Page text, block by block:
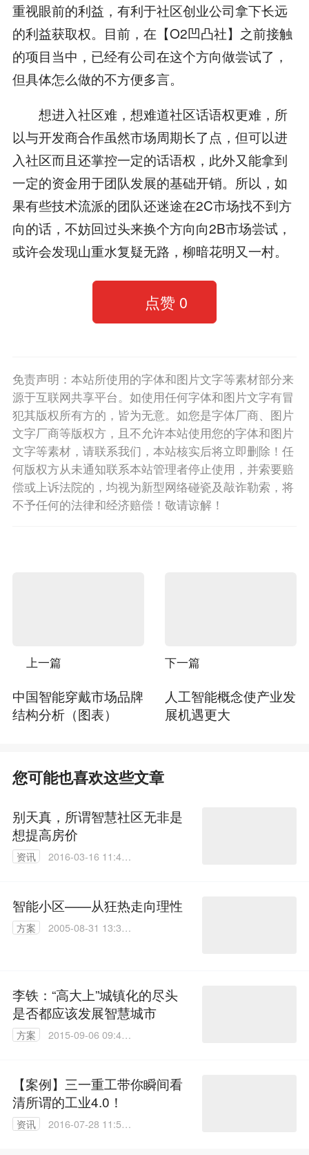
重视眼前的利益，有利于社区创业公司拿下长远
的利益获取权。目前，在【O2凹凸社】之前接触
的项目当中，已经有公司在这个方向做尝试了，
但具体怎么做的不方便多言。
想进入社区难，想难道社区话语权更难，所
以与开发商合作虽然市场周期长了点，但可以进
入社区而且还掌控一定的话语权，此外又能拿到
一定的资金用于团队发展的基础开销。所以，如
果有些技术流派的团队还迷途在2C市场找不到方
向的话，不妨回过头来换个方向向2B市场尝试，
或许会发现山重水复疑无路，柳暗花明又一村。
点赞 0
免责声明：本站所使用的字体和图片文字等素材部分来
源于互联网共享平台。如使用任何字体和图片文字有冒
犯其版权所有方的，皆为无意。如您是字体厂商、图片
文字厂商等版权方，且不允许本站使用您的字体和图片
文字等素材，请联系我们，本站核实后将立即删除！任
何版权方从未通知联系本站管理者停止使用，并索要赔
偿或上诉法院的，均视为新型网络碰瓷及敲诈勒索，将
不予任何的法律和经济赔偿！敬请谅解！
上一篇
中国智能穿戴市场品牌
结构分析（图表）
下一篇
人工智能概念使产业发
展机遇更大
您可能也喜欢这些文章
别天真，所谓智慧社区无非是
想提高房价
资讯
2016-03-16 11:44:
智能小区——从狂热走向理性
方案
2005-08-31 13:33:
李铁：“高大上”城镇化的尽头
是否都应该发展智慧城市
方案
2015-09-06 09:42:
【案例】三一重工带你瞬间看
清所谓的工业4.0！
资讯
2016-07-28 11:55: